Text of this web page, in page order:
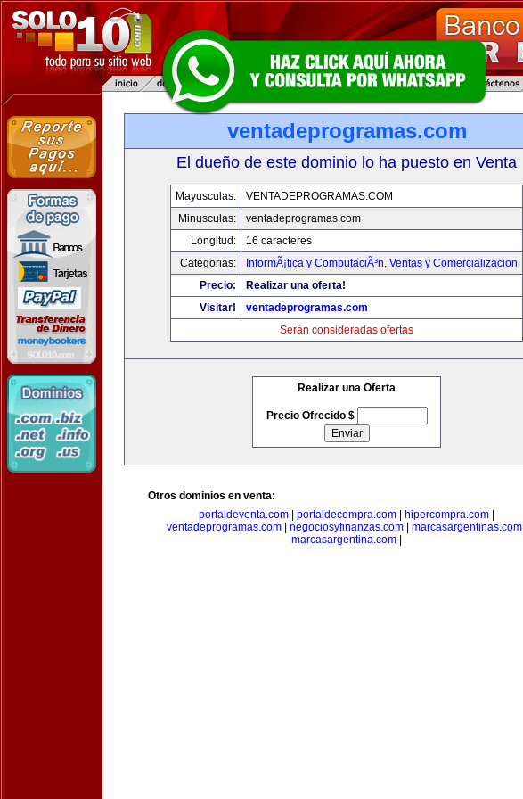
ventadeprogramas.com
El dueño de este dominio lo ha puesto en Venta
Mayusculas:
VENTADEPROGRAMAS.COM
Minusculas:
ventadeprogramas.com
Longitud:
16 caracteres
Categorias:
InformÃ¡tica y ComputaciÃ³n, Ventas y Comercializacion
Precio:
Realizar una oferta!
Visitar!
ventadeprogramas.com
Serán consideradas ofertas
Realizar una Oferta
Precio Ofrecido $
Otros dominios en venta:
portaldeventa.com
portaldecompra.com hipercompra.com
ventadeprogramas.com| negociosyfinanzas.com| marcasargentinas.com|
marcasargentina.com